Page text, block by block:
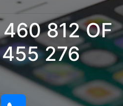
812 OF
276